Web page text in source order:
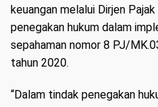
keuangan melalui Dirjen
penegakan hukum dalam
sepahaman nomor 8 PJ/
tahun 2020.
“Dalam tindak penegakan